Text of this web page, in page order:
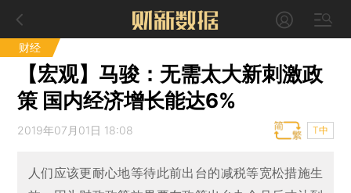
财经
【宏观】马骏：无需太大新刺激政
策 国内经济增长能达6%
2019年07月01日 18:08 T中
人们应该更耐心地等待此前出台的减税等宽松措施生